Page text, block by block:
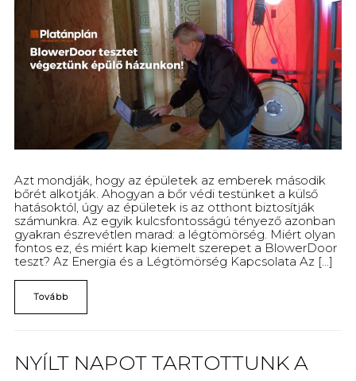
Azt mondják, hogy az épületek az emberek második
bőrét alkotják. Ahogyan a bőr védi testünket a külső
hatásoktól, úgy az épületek is az otthont biztosítják
számunkra. Az egyik kulcsfontosságú tényező azonban
gyakran észrevétlen marad: a légtömörség. Miért olyan
fontos ez, és miért kap kiemelt szerepet a BlowerDoor
teszt? Az Energia és a Légtömörség Kapcsolata Az [...]
Tovább
NYÍLT NAPOT TARTOTTUNK A